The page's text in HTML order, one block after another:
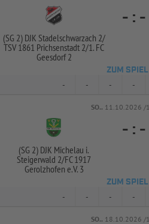
(SG 2) DJK Stadelschwarzach 2/
TSV 1861 Prichsenstadt 2/1. FC
Geesdorf 2
- : -
ZUM SPIEL
- - - -
SO.. 11.10.2026 /
(SG 2) DJK Michelau i.
Steigerwald 2/FC 1917
Gerolzhofen e.V. 3
- : -
ZUM SPIEL
- - - -
SO.. 18.10.2026 /